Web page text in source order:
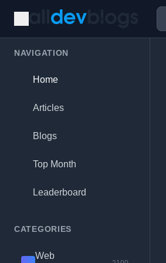
NAVIGATION
Home
Articles
Blogs
Top Month
Leaderboard
CATEGORIES
Web